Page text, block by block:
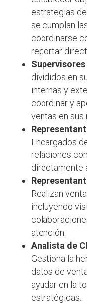
estrategias
se cumplan
coordinarse
reportar
divididos en
internas y
coordinar y
ventas en sus
Encargados
relaciones
directamente
Realizan
incluyendo
atención.
Analista de
Gestiona la
datos de
ayudar en la
estratégicas.